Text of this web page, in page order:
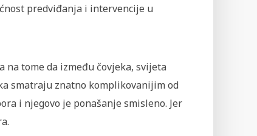
predviđanja i intervencije u
tome da između čovjeka, svijeta
smatraju znatno komplikovanijim od
i njegovo je ponašanje smisleno. Jer